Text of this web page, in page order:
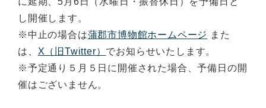
し開催します。
※中止の場合は蒲郡市博物館ホームページ また
は、 X（旧Twitter） でお知らせいたします。
※予定通り５月５日に開催された場合、予備日の開
催はございません。